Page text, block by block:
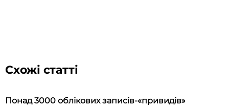
Схожі статті
Понад 3000 облікових записів-«привидів»